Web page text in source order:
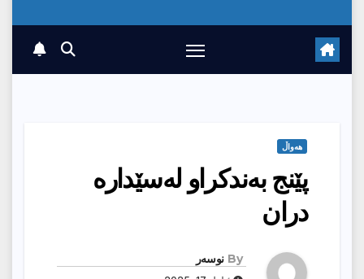
هەواڵ
پێنج بەندکراو لەسێداره
دران
By نوسەر